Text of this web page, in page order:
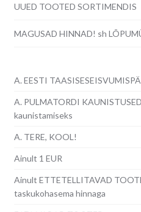
UUED TOOTED SORTIMENDIS
MAGUSAD HINNAD! sh
A. EESTI
A. PULMATORDI
kaunistamiseks
A. TERE, KOOL!
Ainult 1 EUR
Ainult ETTETELLITAVAD
taskukohasema hinnaga